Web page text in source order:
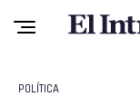
POLÍTICA